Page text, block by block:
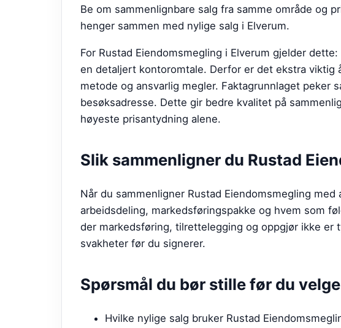
Be om sammenlignbare salg fra samme område og
henger sammen med nylige salg i Elverum.
For Rustad Eiendomsmegling i Elverum gjelder
en detaljert kontoromtale. Derfor er det ekstra
metode og ansvarlig megler. Faktagrunnlaget
besøksadresse. Dette gir bedre kvalitet på
høyeste prisantydning alene.
Slik sammenligner du Rustad
Når du sammenligner Rustad Eiendomsmegling
arbeidsdeling, markedsføringspakke og hvem som
der markedsføring, tilrettelegging og oppgjør ikke
svakheter før du signerer.
Spørsmål du bør stille før du
Hvilke nylige salg bruker Rustad